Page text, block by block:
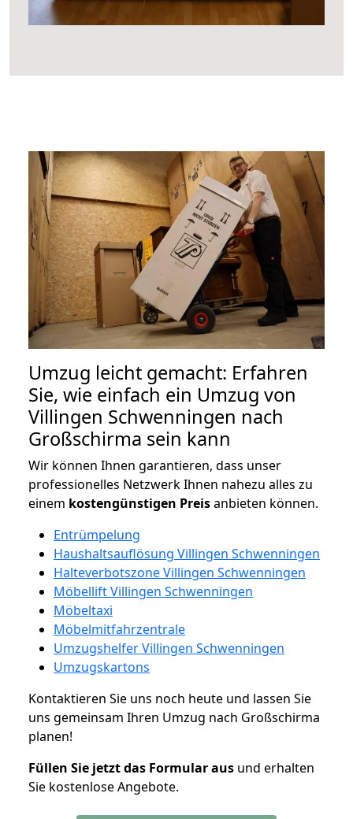
Umzug leicht gemacht: Erfahren
Sie, wie einfach ein Umzug von
Villingen Schwenningen nach
Großschirma sein kann
Wir können Ihnen garantieren, dass unser
professionelles Netzwerk Ihnen nahezu alles zu
einem kostengünstigen Preisanbieten können.
Entrümpelung
Haushaltsauflösung Villingen Schwenningen
Halteverbotszone Villingen Schwenningen
Möbellift Villingen Schwenningen
Möbeltaxi
Möbelmitfahrzentrale
Umzugshelfer Villingen Schwenningen
Umzugskartons
Kontaktieren Sie uns noch heute und lassen Sie
uns gemeinsam Ihren Umzug nach Großschirma
planen!
Füllen Sie jetzt das Formular aus und erhalten
Sie kostenlose Angebote.